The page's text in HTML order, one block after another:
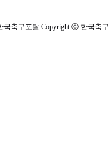
국축구포탈 Copyright ⓒ 한국축